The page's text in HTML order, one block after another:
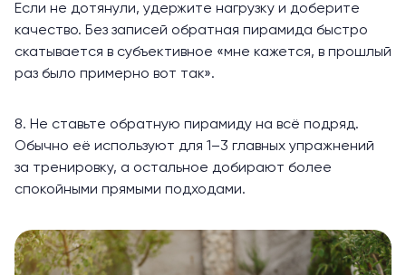
Если не дотянули, удержите нагрузку и доберите
качество. Без записей обратная пирамида быстро
скатывается в субъективное «мне кажется, в прошлый
раз было примерно вот так».
8. Не ставьте обратную пирамиду на всё подряд.
Обычно её используют для 1–3 главных упражнений
за тренировку, а остальное добирают более
спокойными прямыми подходами.